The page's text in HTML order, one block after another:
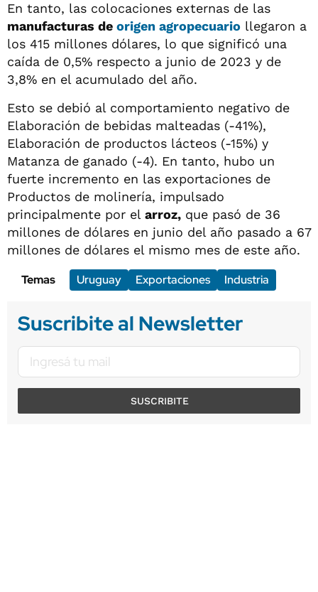
En tanto, las colocaciones externas de las
manufacturas de origen agropecuario llegaron a
los 415 millones dólares, lo que significó una
caída de 0,5% respecto a junio de 2023 y de
3,8% en el acumulado del año.
Esto se debió al comportamiento negativo de
Elaboración de bebidas malteadas (-41%),
Elaboración de productos lácteos (-15%) y
Matanza de ganado (-4). En tanto, hubo un
fuerte incremento en las exportaciones de
Productos de molinería, impulsado
principalmente por el arroz, que pasó de 36
millones de dólares en junio del año pasado a 67
millones de dólares el mismo mes de este año.
Temas
Uruguay Exportaciones Industria
Suscribite al Newsletter
SUSCRIBITE